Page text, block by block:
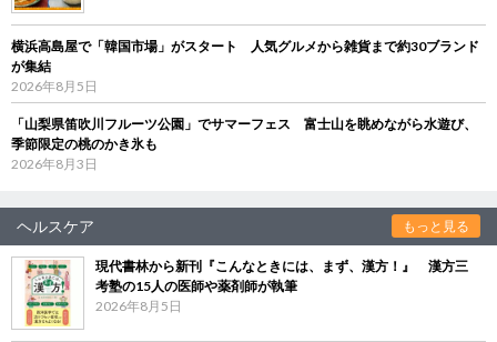
横浜高島屋で「韓国市場」がスタート 人気グルメから雑貨まで約30ブランド
が集結
2026年8月5日
「山梨県笛吹川フルーツ公園」でサマーフェス 富士山を眺めながら水遊び、
季節限定の桃のかき氷も
2026年8月3日
ヘルスケア もっと見る
現代書林から新刊『こんなときには、まず、漢方！』 漢方三
考塾の15人の医師や薬剤師が執筆
2026年8月5日